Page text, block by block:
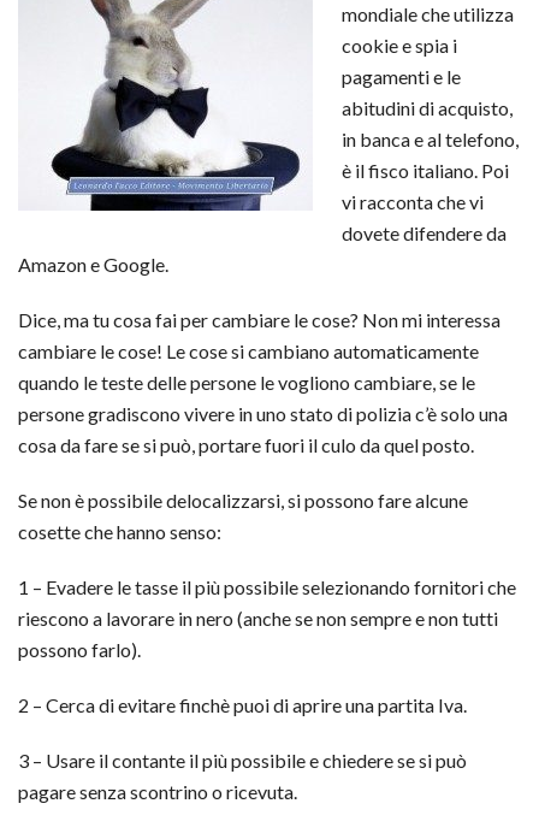
mondiale che utilizza
cookie e spia i
pagamenti e le
abitudini di acquisto,
in banca e al telefono,
è il fisco italiano. Poi
vi racconta che vi
dovete difendere da
Amazon e Google.
Dice, ma tu cosa fai per cambiare le cose? Non mi interessa
cambiare le cose! Le cose si cambiano automaticamente
quando le teste delle persone le vogliono cambiare, se le
persone gradiscono vivere in uno stato di polizia c’è solo una
cosa da fare se si può, portare fuori il culo da quel posto.
Se non è possibile delocalizzarsi, si possono fare alcune
cosette che hanno senso:
1 – Evadere le tasse il più possibile selezionando fornitori che
riescono a lavorare in nero (anche se non sempre e non tutti
possono farlo).
2 – Cerca di evitare finchè puoi di aprire una partita Iva.
3 – Usare il contante il più possibile e chiedere se si può
pagare senza scontrino o ricevuta.